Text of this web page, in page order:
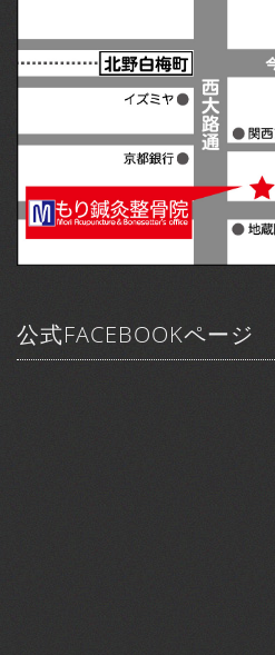
公式FACEBOOKページ